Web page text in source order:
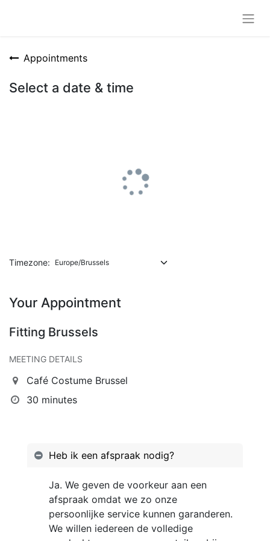
Appointments
Select a date & time
Timezone:
Your Appointment
Fitting Brussels
MEETING DETAILS
Café Costume Brussel
30 minutes
Heb ik een afspraak nodig?
Ja. We geven de voorkeur aan een
afspraak omdat we zo onze
persoonlijke service kunnen garanderen.
We willen iedereen de volledige